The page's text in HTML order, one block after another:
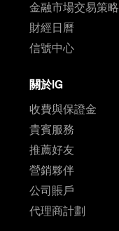
金融市場交易策略
財經日曆
信號中心
關於IG
收費與保證金
貴賓服務
推薦好友
營銷夥伴
公司賬戶
代理商計劃